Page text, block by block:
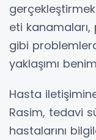
eti
gibi
yaklaşımı
Hasta
Rasim, tedavi
hastalarını